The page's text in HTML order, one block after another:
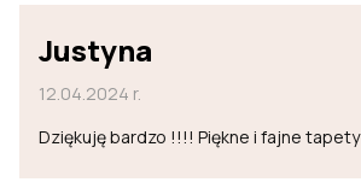
Justyna
12.04.2024 r.
Dziękuję bardzo !!!! Piękne i fajne tapety